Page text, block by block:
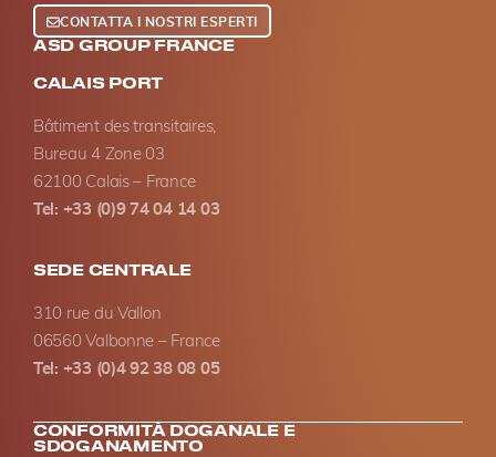
CONTATTA I NOSTRI ESPERTI
ASD GROUP FRANCE
CALAIS PORT
Bâtiment des transitaires,
Bureau 4 Zone 03
62100 Calais – France
Tel: +33 (0)9 74 04 14 03
SEDE CENTRALE
310 rue du Vallon
06560 Valbonne – France
Tel: +33 (0)4 92 38 08 05
CONFORMITÀ DOGANALE E
SDOGANAMENTO